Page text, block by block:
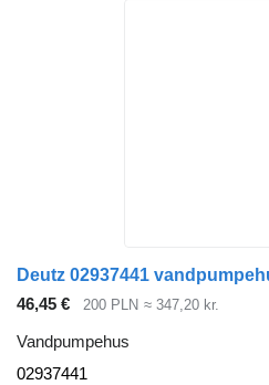
Deutz 02937441
46,45 €
200 PLN ≈ 347,20 kr.
Vandpumpehus
02937441